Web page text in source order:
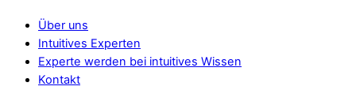
Über uns
Intuitives Experten
Experte werden bei intuitives Wissen
Kontakt